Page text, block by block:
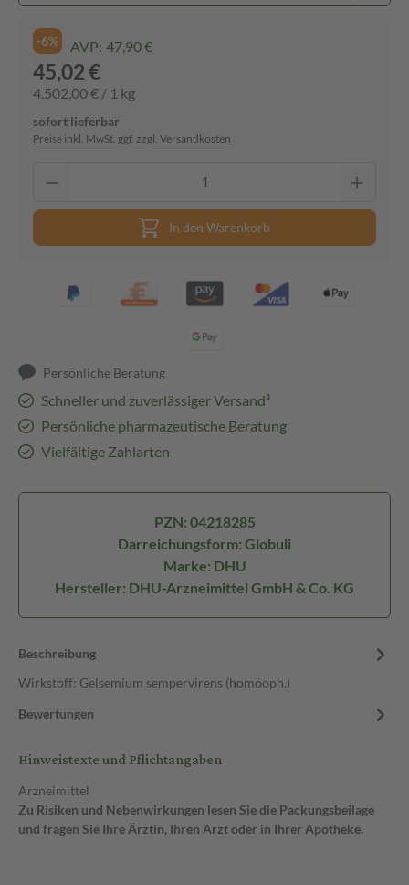
-6% AVP: 47,90 €
45,02 €
4.502,00 € / 1 kg
sofort lieferbar
Preise inkl. MwSt. ggf. zzgl. Versandkosten
In den Warenkorb
Persönliche Beratung
Schneller und zuverlässiger Versand³
Persönliche pharmazeutische Beratung
Vielfältige Zahlarten
PZN: 04218285
Darreichungsform: Globuli
Marke: DHU
Hersteller: DHU-Arzneimittel GmbH & Co. KG
Beschreibung
Wirkstoff: Gelsemium sempervirens (homöoph.)
Bewertungen
Hinweistexte und Pflichtangaben
Arzneimittel
Zu Risiken und Nebenwirkungen lesen Sie die Packungsbeilage
und fragen Sie Ihre Ärztin, Ihren Arzt oder in Ihrer Apotheke.